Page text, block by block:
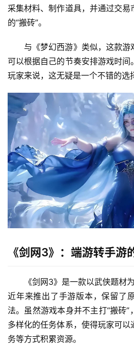
采集材料、制作道具，并通过交
的“搬砖”。
与《梦幻西游》类似，这款
可以根据自己的节奏安排游戏时间
玩家来说，这无疑是一个不错的选
《剑网3》：端游转手游
《剑网3》是一款以武侠题材
近年来推出了手游版本，保留了
法。虽然游戏本身并不主打“搬砖
多样化的任务体系，使得玩家可
务等方式积累资源。